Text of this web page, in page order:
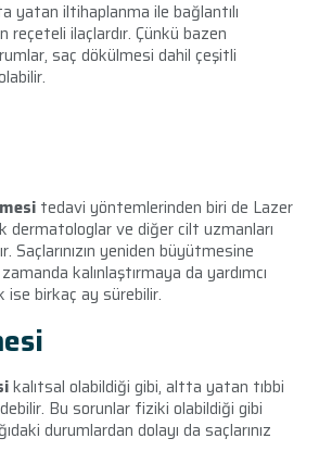
yatan iltihaplanma ile bağlantılı
reçeteli ilaçlardır. Çünkü bazen
saç dökülmesi dahil çeşitli
tedavi yöntemlerinden biri de Lazer
dermatologlar ve diğer cilt uzmanları
Saçlarınızın yeniden büyütmesine
kalınlaştırmaya da yardımcı
ise birkaç ay sürebilir.
kalıtsal olabildiği gibi, altta yatan tıbbi
Bu sorunlar fiziki olabildiği gibi
durumlardan dolayı da saçlarınız